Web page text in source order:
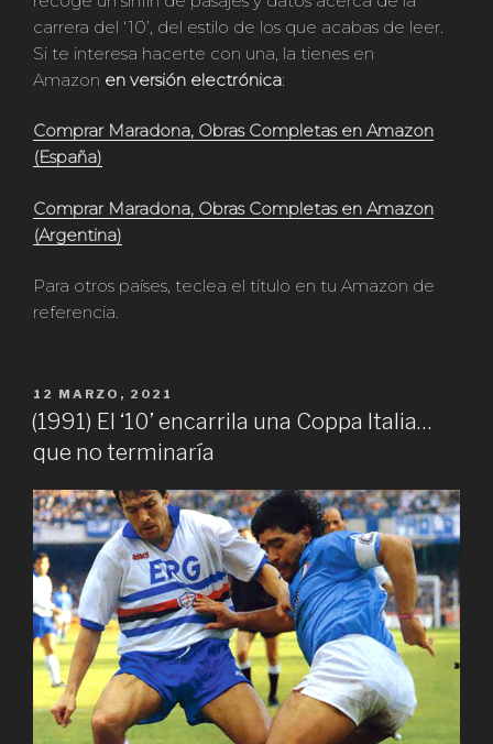
carrera del ‘10’, del estilo de los que acabas de leer.
Si te interesa hacerte con una, la tienes en
Amazon en versión electrónica:
Comprar Maradona, Obras Completas en Amazon
(España)
Comprar Maradona, Obras Completas en Amazon
(Argentina)
Para otros países, teclea el título en tu Amazon de
referencia.
PUBLICADO
EN
12 MARZO, 2021
(1991) El ‘10’ encarrila una Coppa Italia…
que no terminaría